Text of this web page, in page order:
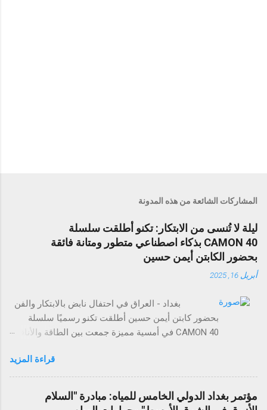
المشاركات الشائعة من هذه المدونة
ليلة لا تُنسى من الابتكار: تكنو أطلقت سلسلة
CAMON 40 بذكاء اصطناعي متطور ومتانة فائقة
بحضور الكابتن أيمن حسين
أبريل 16, 2025
بغداد - العراق في احتفال نابض بالابتكار والفن
بحضور كابتن أيمن حسين أطلقت تكنو رسميًا سلسلة
CAMON 40 في أمسية مميزة جمعت بين الطاقة والأناقة
الإعلام، والمؤثرين في مجال التقنية، وضيوف مميزون
لاستكشاف مستقبل تصوير الهواتف الذكية. تضم سلسلة
CAMON 40 أربع طرازات: CAMON 40 Premier 5G،
قراءة المزيد
مؤتمر بغداد الدولي الخامس للمياه: مبادرة "السلام